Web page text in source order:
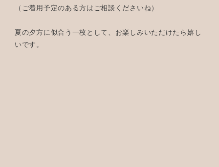
（ご着用予定のある方はご相談くださいね）
夏の夕方に似合う一枚として、お楽しみいただけたら嬉し
いです。